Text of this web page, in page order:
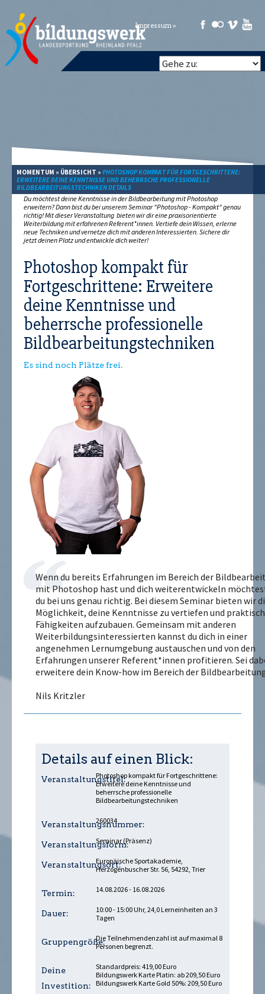
Impressum »
MOMENTUM » ÜBERSICHT » PHOTOSHOP KOMPAKT FÜR FORTGESCHRITTENE:
ERWEITERE DEINE KENNTNISSE UND BEHERRSCHE PROFESSIONELLE
BILDBEARBEITUNGSTECHNIKEN DETAILS
Du möchtest deine Kenntnisse in der Bildbearbeitung mit Photoshop
erweitern? Dann bist du bei unserem Seminar "Photoshop - Kompakt" genau
richtig! Mit dieser Veranstaltung bieten wir dir eine praxisorientierte
Weiterbildung mit erfahrenen Referent*innen. Vertiefe dein Wissen, erlerne
neue Techniken und vernetze dich mit anderen Interessierten. Sichere dir
jetzt deinen Platz und entwickle dich weiter!
Photoshop kompakt für
Fortgeschrittene: Erweitere
deine Kenntnisse und
beherrsche professionelle
Bildbearbeitungstechniken
Es sind noch Plätze frei.
Wenn du bereits Erfahrungen im Bereich der
mit Photoshop hast und dich weiterentwickeln
du bei uns genau richtig. Bei diesem Seminar bieten wir
Möglichkeit, deine Kenntnisse zu vertiefen und
Fähigkeiten aufzubauen. Gemeinsam mit anderen
Weiterbildungsinteressierten kannst du dich in einer
angenehmen Lernumgebung austauschen und von den
Erfahrungen unserer Referent*innen profitieren. Sei
erweitere dein Know-how im Bereich der
Nils Kritzler
Details auf einen Blick:
Veranstaltungstitel:Photoshop kompakt für Fortgeschrittene:
Erweitere deine Kenntnisse und
beherrsche professionelle
Bildbearbeitungstechniken
Veranstaltungsnummer:
260034
Veranstaltungsform:
Seminar (Präsenz)
Veranstaltungsort:Europäische Sportakademie,
Herzogenbuscher Str. 56, 54292, Trier
Termin: 14.08.2026 - 16.08.2026
Dauer:
10:00 - 15:00 Uhr, 24,0 Lerneinheiten an 3
Tagen
Gruppengröße:Die Teilnehmendenzahl ist auf maximal 8
Personen begrenzt.
Deine
Investition:
Standardpreis: 419,00 Euro
Bildungswerk Karte Platin: ab 209,50 Euro
Bildungswerk Karte Gold 50%: 209,50 Euro